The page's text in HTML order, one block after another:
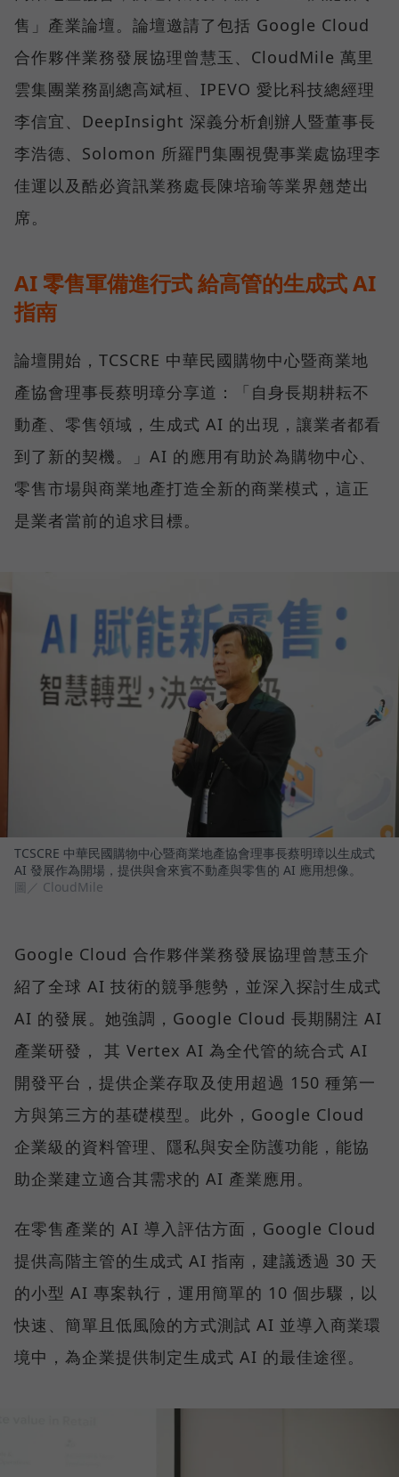
售」產業論壇。論壇邀請了包括 Google Cloud
合作夥伴業務發展協理曾慧玉、CloudMile 萬里
雲集團業務副總高斌桓、IPEVO 愛比科技總經理
李信宜、DeepInsight 深義分析創辦人暨董事長
李浩德、Solomon 所羅門集團視覺事業處協理李
佳運以及酷必資訊業務處長陳培瑜等業界翹楚出
席。
AI 零售軍備進行式 給高管的生成式 AI
指南
論壇開始，TCSCRE 中華民國購物中心暨商業地
產協會理事長蔡明璋分享道：「自身長期耕耘不
動產、零售領域，生成式 AI 的出現，讓業者都看
到了新的契機。」AI 的應用有助於為購物中心、
零售市場與商業地產打造全新的商業模式，這正
是業者當前的追求目標。
TCSCRE 中華民國購物中心暨商業地產協會理事長蔡明璋以生成式
AI 發展作為開場，提供與會來賓不動產與零售的 AI 應用想像。
圖／ CloudMile
Google Cloud 合作夥伴業務發展協理曾慧玉介
紹了全球 AI 技術的競爭態勢，並深入探討生成式
AI 的發展。她強調，Google Cloud 長期關注 AI
產業研發， 其 Vertex AI 為全代管的統合式 AI
開發平台，提供企業存取及使用超過 150 種第一
方與第三方的基礎模型。此外，Google Cloud
企業級的資料管理、隱私與安全防護功能，能協
助企業建立適合其需求的 AI 產業應用。
在零售產業的 AI 導入評估方面，Google Cloud
提供高階主管的生成式 AI 指南，建議透過 30 天
的小型 AI 專案執行，運用簡單的 10 個步驟，以
快速、簡單且低風險的方式測試 AI 並導入商業環
境中，為企業提供制定生成式 AI 的最佳途徑。